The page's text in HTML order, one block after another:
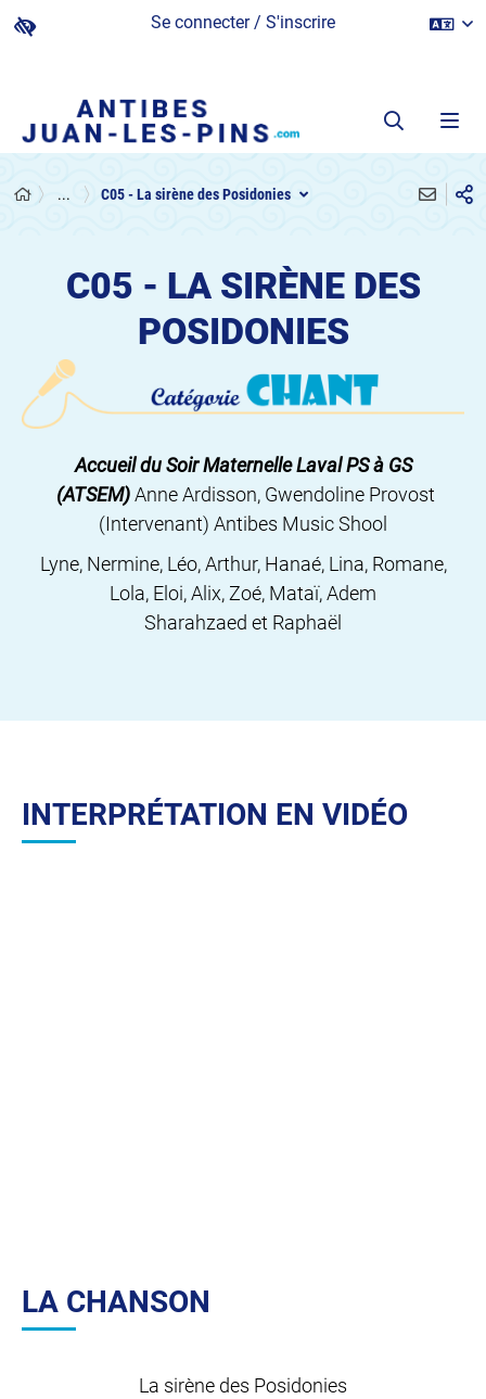
Se connecter / S'inscrire
... C05 - La sirène des Posidonies
C05 - LA SIRÈNE DES
POSIDONIES
Accueil du Soir Maternelle Laval PS à GS
(ATSEM)Anne Ardisson, Gwendoline Provost
(Intervenant) Antibes Music Shool
Lyne, Nermine, Léo, Arthur, Hanaé, Lina, Romane,
Lola, Eloi, Alix, Zoé, Mataï, Adem
Sharahzaed et Raphaël
INTERPRÉTATION EN VIDÉO
LA CHANSON
La sirène des Posidonies